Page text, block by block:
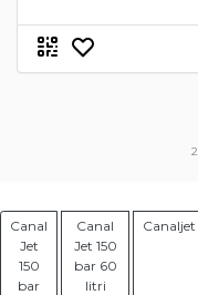
2
Canal
Jet
150
bar
Canal
Jet 150
bar 60
litri
Canaljet